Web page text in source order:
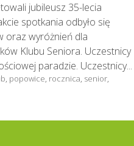
jubileusz 35-lecia
spotkania odbyło się
oraz wyróżnień dla
Klubu Seniora. Uczestnicy
paradzie. Uczestnicy...
, popowice, rocznica, senior,